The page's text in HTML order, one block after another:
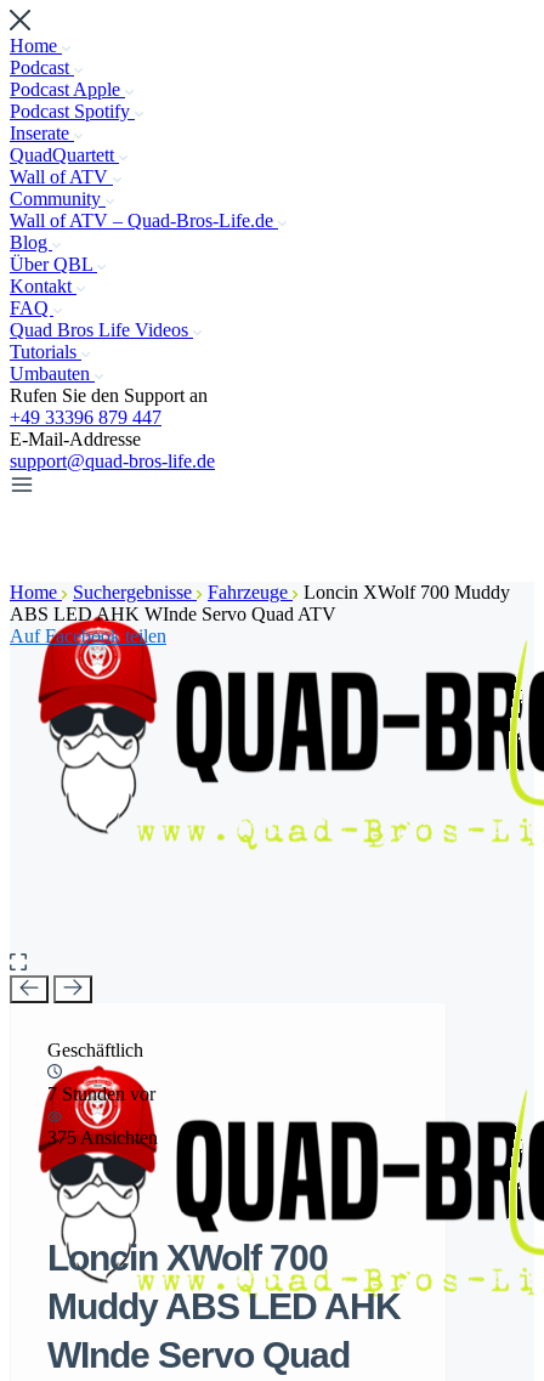
Home
Podcast
Podcast Apple
Podcast Spotify
Inserate
QuadQuartett
Wall of ATV
Community
Wall of ATV – Quad-Bros-Life.de
Blog
Über QBL
Kontakt
FAQ
Quad Bros Life Videos
Tutorials
Umbauten
Rufen Sie den Support an
+49 33396 879 447
E-Mail-Addresse
support@quad-bros-life.de
Home Suchergebnisse Fahrzeuge
Loncin XWolf 700 Muddy
ABS LED AHK WInde Servo Quad ATV
Auf Facebook teilen
Geschäftlich
7 Stunden vor
375 Ansichten
Loncin XWolf 700
Muddy ABS LED AHK
WInde Servo Quad